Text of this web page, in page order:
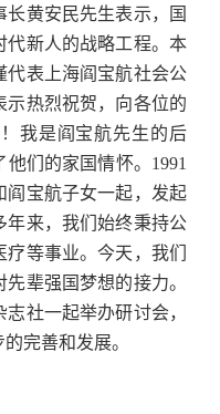
长黄安民先生表示，国
代新人的战略工程。本
代表上海阎宝航社会公
示热烈祝贺，向各位的
我是阎宝航先生的后
们的家国情怀。1991
阎宝航子女一起，发起
年来，我们始终秉持公
等事业。今天，我们
辈强国梦想的接力。
社一起举办研讨会，
完善和发展。